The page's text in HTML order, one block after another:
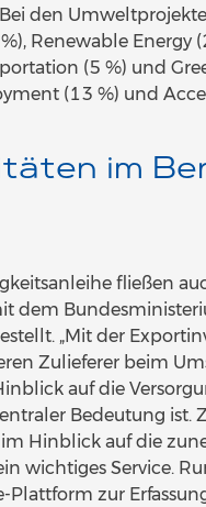
den
Renewable Energy
(5 %) und
(13 %) und
im
fließen
dem
„Mit der
Zulieferer beim
auf die
Bedeutung
im Hinblick auf die
wichtiges Service.
Plattform zur